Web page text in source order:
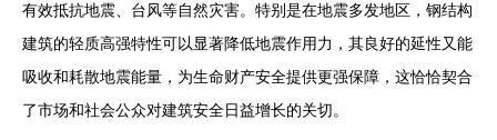
有效抵抗地震、台风等自然灾害。特别是在地震多发地区，钢结构
建筑的轻质高强特性可以显著降低地震作用力，其良好的延性又能
吸收和耗散地震能量，为生命财产安全提供更强保障，这恰恰契合
了市场和社会公众对建筑安全日益增长的关切。